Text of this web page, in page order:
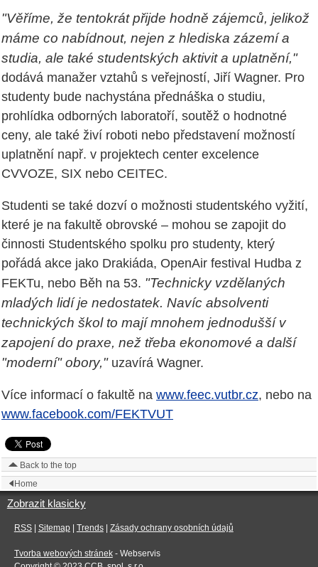
"Věříme, že tentokrát přijde hodně zájemců, jelikož
máme co nabídnout, nejen z hlediska zázemí a
studia, ale také studentských aktivit a uplatnění,"
dodává manažer vztahů s veřejností, Jiří Wagner. Pro
studenty bude nachystána přednáška o studiu,
prohlídka odborných laboratoří, soutěž o hodnotné
ceny, ale také živí roboti nebo představení možností
uplatnění např. v projektech center excelence
CVVOZE, SIX nebo CEITEC.
Studenti se také dozví o možnosti studentského vyžití,
které je na fakultě obrovské – mohou se zapojit do
činnosti Studentského spolku pro studenty, který
pořádá akce jako Drakiáda, OpenAir festival Hudba z
FEKTu, nebo Běh na 53. "Technicky vzdělaných
mladých lidí je nedostatek. Navíc absolventi
technických škol to mají mnohem jednodušší v
zapojení do praxe, než třeba ekonomové a další
"moderní" obory,"uzavírá Wagner.
Více informací o fakultě na www.feec.vutbr.cz, nebo na
www.facebook.com/FEKTVUT
Back to the top
Home
Zobrazit klasicky
RSS| Sitemap| Trends| Zásady ochrany osobních údajů
Tvorba webových stránek- Webservis